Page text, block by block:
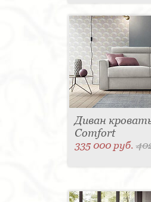
Диван
Comfort
335 000 руб.